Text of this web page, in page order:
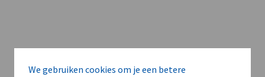
We gebruiken cookies om je een betere